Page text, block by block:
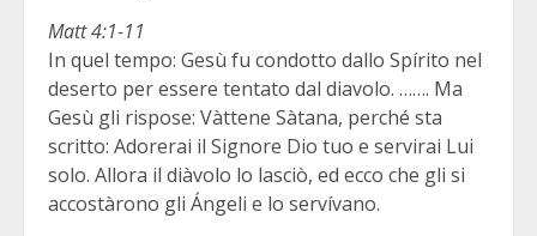
Matt 4:1-11
In quel tempo: Gesù fu condotto dallo Spírito nel
deserto per essere tentato dal diavolo. ……. Ma
Gesù gli rispose: Vàttene Sàtana, perché sta
scritto: Adorerai il Signore Dio tuo e servirai Lui
solo. Allora il diàvolo lo lasciò, ed ecco che gli si
accostàrono gli Ángeli e lo servívano.